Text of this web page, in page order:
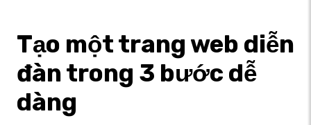
Tạo một trang web diễn
đàn trong 3 bước dễ
dàng